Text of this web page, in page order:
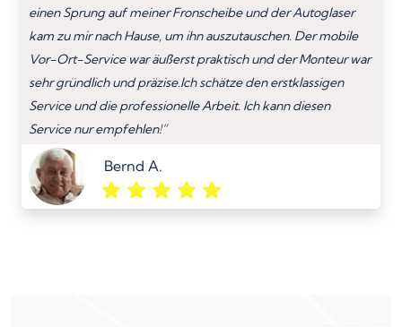
einen Sprung auf meiner Fronscheibe und der Autoglaser
kam zu mir nach Hause, um ihn auszutauschen. Der mobile
Vor-Ort-Service war äußerst praktisch und der Monteur war
sehr gründlich und präzise.Ich schätze den erstklassigen
Service und die professionelle Arbeit. Ich kann diesen
Service nur empfehlen!”
Bernd A.